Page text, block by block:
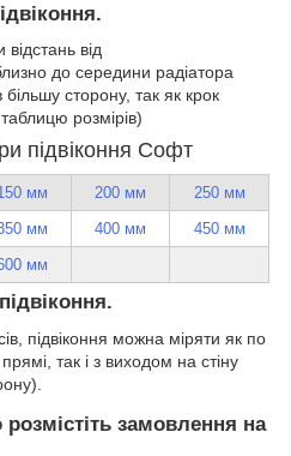
від
до середини радіатора
сторону, так як крок
розмірів)
підвіконня Софт
мм 200 мм
250 мм
мм 400 мм
450 мм
мм
підвіконня можна міряти як по
так і з виходом на стіну
замовлення на